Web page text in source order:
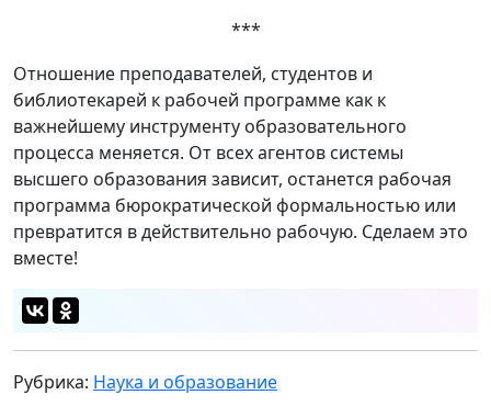
***
Отношение преподавателей, студентов и
библиотекарей к рабочей программе как к
важнейшему инструменту образовательного
процесса меняется. От всех агентов системы
высшего образования зависит, останется рабочая
программа бюрократической формальностью или
превратится в действительно рабочую. Сделаем это
вместе!
Рубрика: Наука и образование